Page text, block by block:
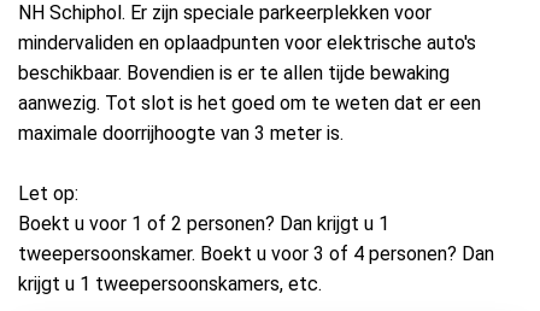
NH Schiphol. Er zijn speciale parkeerplekken voor
mindervaliden en oplaadpunten voor elektrische auto's
beschikbaar. Bovendien is er te allen tijde bewaking
aanwezig. Tot slot is het goed om te weten dat er een
maximale doorrijhoogte van 3 meter is.
Let op:
Boekt u voor 1 of 2 personen? Dan krijgt u 1
tweepersoonskamer. Boekt u voor 3 of 4 personen? Dan
krijgt u 1 tweepersoonskamers, etc.